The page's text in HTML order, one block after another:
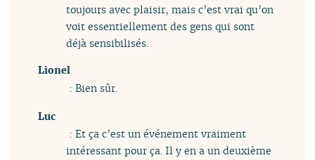
toujours avec plaisir, mais c’est vrai qu’on
voit essentiellement des gens qui sont
déjà sensibilisés.
Lionel
: Bien sûr.
Luc
: Et ça c’est un événement vraiment
intéressant pour ça. Il y en a un deuxième